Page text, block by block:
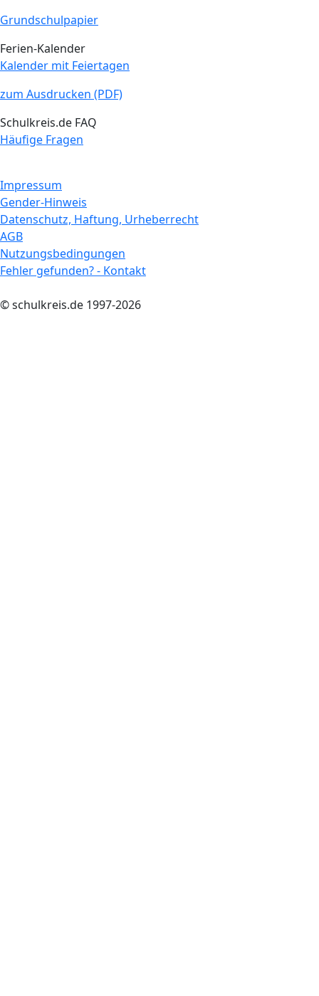
Grundschulpapier
Ferien-Kalender
Kalender mit Feiertagen
zum Ausdrucken (PDF)
Schulkreis.de FAQ
Häufige Fragen
Impressum
Gender-Hinweis
Datenschutz, Haftung, Urheberrecht
AGB
Nutzungsbedingungen
Fehler gefunden? - Kontakt
© schulkreis.de 1997-2026